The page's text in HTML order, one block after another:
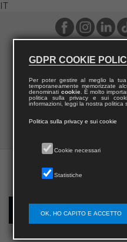
IT
Registrazione nuovo
GDPR COOKIE
Per poter gestire al meglio la
temporaneamente memorizzate
denominati cookie. È molto
politica sulla privacy e sui
informazioni, leggi la nostra politica
Politica sulla privacy e sui cookie
Cookie necessari
Statistiche
OK, HO CAPITO E ACCETTO